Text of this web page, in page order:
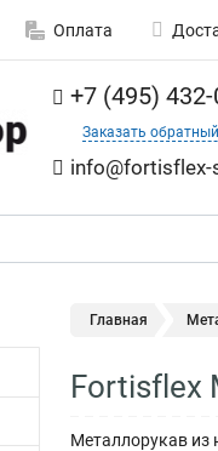
Оплата
+7 (495)
Заказать
info@fortisflex-
Главная
Fortisflex
Металлорукав из